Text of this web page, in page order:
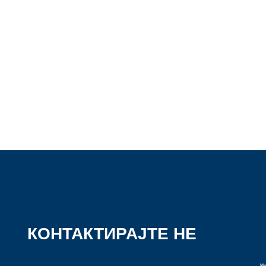
КОНТАКТИРАЈТЕ НЕ